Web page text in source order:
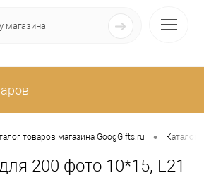
товаров магазина GoogGifts.ru • Каталог
200 фото 10*15, L21